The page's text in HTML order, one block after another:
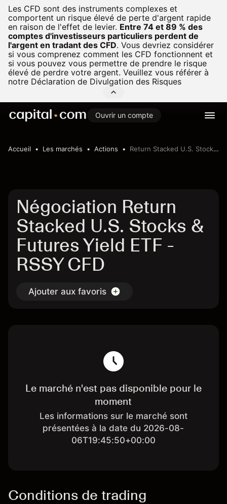
Les CFD sont des instruments complexes et
comportent un risque élevé de perte d'argent rapide
en raison de l'effet de levier. Entre 74 et 89 % des
comptes d'investisseurs particuliers perdent de
l'argent en tradant des CFD. Vous devriez considérer
si vous comprenez comment les CFD fonctionnent et
si vous pouvez vous permettre de prendre le risque
élevé de perdre votre argent. Veuillez vous référer à
notre Déclaration de Divulgation des Risques
Ouvrir un compte
Accueil Les marchés Actions Return Stacked U.S. Stocks & Futures Yield ETF
Négociation Return
Stacked U.S. Stocks &
Futures Yield ETF -
RSSY CFD
Ajouter aux favoris
Le marché n'est pas disponible pour le
moment
Les informations sur le marché sont
présentées à la date du 2026-08-
06T19:45:50+00:00
Conditions de trading